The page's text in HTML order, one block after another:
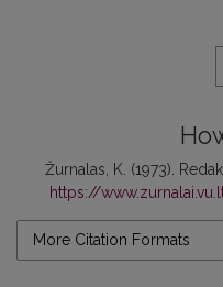
Žurnalas, K. (1973).
https://
More Citation Formats